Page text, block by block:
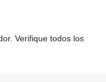
Verifique todos los